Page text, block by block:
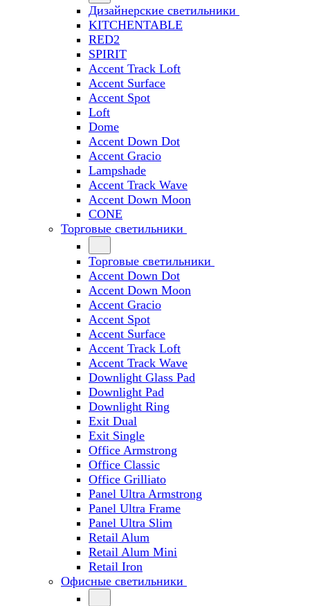
Дизайнерские светильники
KITCHENTABLE
RED2
SPIRIT
Accent Track Loft
Accent Surface
Accent Spot
Loft
Dome
Accent Down Dot
Accent Gracio
Lampshade
Accent Track Wave
Accent Down Moon
CONE
Торговые светильники
Торговые светильники
Accent Down Dot
Accent Down Moon
Accent Gracio
Accent Spot
Accent Surface
Accent Track Loft
Accent Track Wave
Downlight Glass Pad
Downlight Pad
Downlight Ring
Exit Dual
Exit Single
Office Armstrong
Office Classic
Office Grilliato
Panel Ultra Armstrong
Panel Ultra Frame
Panel Ultra Slim
Retail Alum
Retail Alum Mini
Retail Iron
Офисные светильники